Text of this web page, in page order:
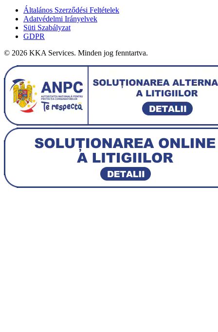
Általános Szerződési Feltételek
Adatvédelmi Irányelvek
Süti Szabályzat
GDPR
© 2026 KKA Services. Minden jog fenntartva.